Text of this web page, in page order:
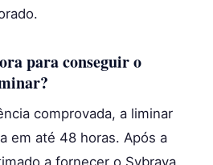
para conseguir o
comprovada, a liminar
em até 48 horas. Após a